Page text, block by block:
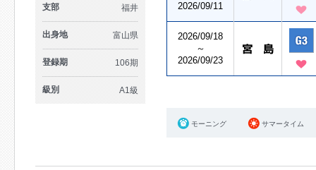
支部 福井
出身地 富山県
登録期 106期
級別 A1級
2026/09/11
2026/09/18
～
2026/09/23
モーニング サマータイム